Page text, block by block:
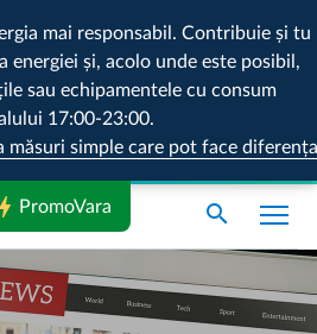
mai responsabil. Contribuie și tu
energiei și, acolo unde este posibil,
sau echipamentele cu consum
17:00-23:00.
măsuri simple care pot face diferența
search
bolt PromoVara